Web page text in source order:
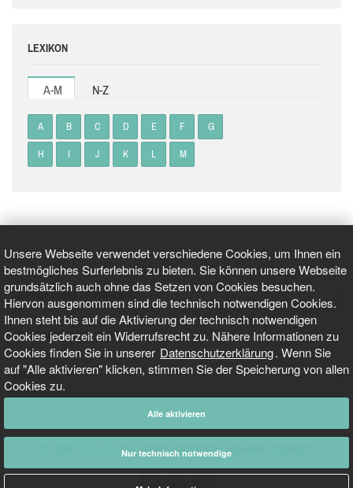
Unsere Webseite verwendet verschiedene Cookies, um Ihnen ein
bestmögliches Surferlebnis zu bieten. Sie können unsere Webseite
grundsätzlich auch ohne das Setzen von Cookies besuchen.
Hiervon ausgenommen sind die technisch notwendigen Cookies.
Ihnen steht bis auf die Aktivierung der technisch notwendigen
Cookies jederzeit ein Widerrufsrecht zu. Nähere Informationen zu
Cookies finden Sie in unserer Datenschutzerklärung. Wenn Sie
auf "Alle aktivieren" klicken, stimmen Sie der Speicherung von allen
Cookies zu.
Alle aktivieren
Nur technisch notwendige
LEXIKON
A-M N-Z
A B C D E F G
H I J K L M
GEPRÜFT UND ZERTIFIZIERT
AKTUELLE NACHRICHTEN
TARIFO.DE
Alle Inhalte unterliegen unserem Copyright.